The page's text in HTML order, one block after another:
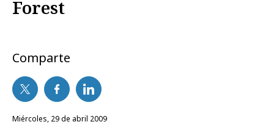
Forest
Comparte
miércoles, 29 de abril 2009